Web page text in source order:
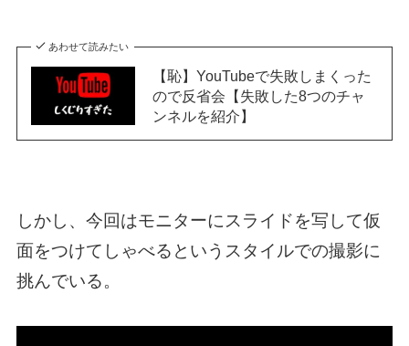
あわせて読みたい
【恥】YouTubeで失敗しまくった
ので反省会【失敗した8つのチャ
ンネルを紹介】
しかし、今回はモニターにスライドを写して仮
面をつけてしゃべるというスタイルでの撮影に
挑んでいる。